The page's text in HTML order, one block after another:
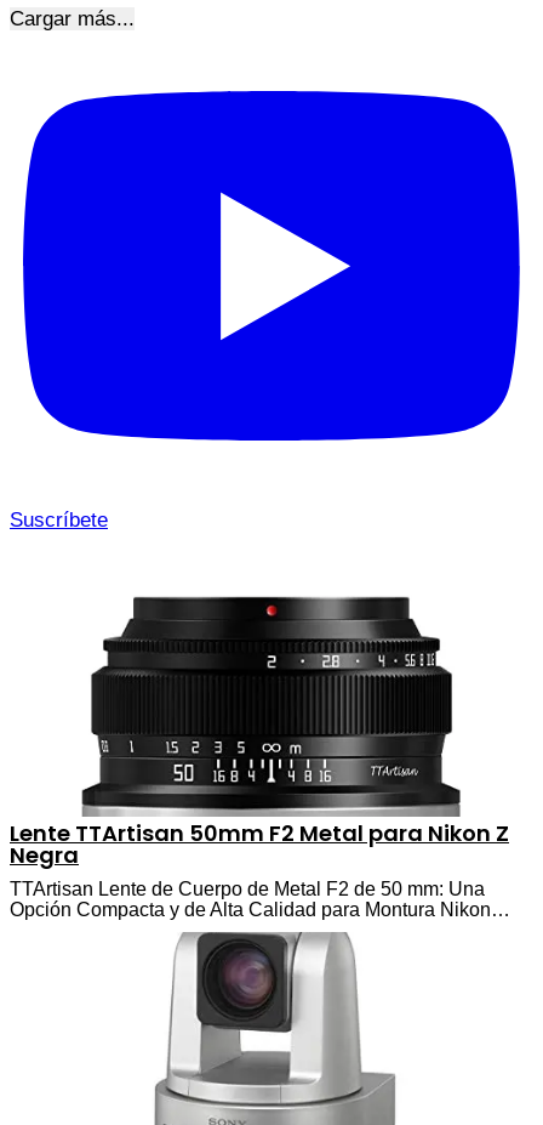
Cargar más...
Suscríbete
Lente TTArtisan 50mm F2 Metal para Nikon Z
Negra
TTArtisan Lente de Cuerpo de Metal F2 de 50 mm: Una
Opción Compacta y de Alta Calidad para Montura Nikon…